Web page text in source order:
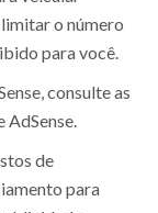
o número
para você.
consulte as
de
para